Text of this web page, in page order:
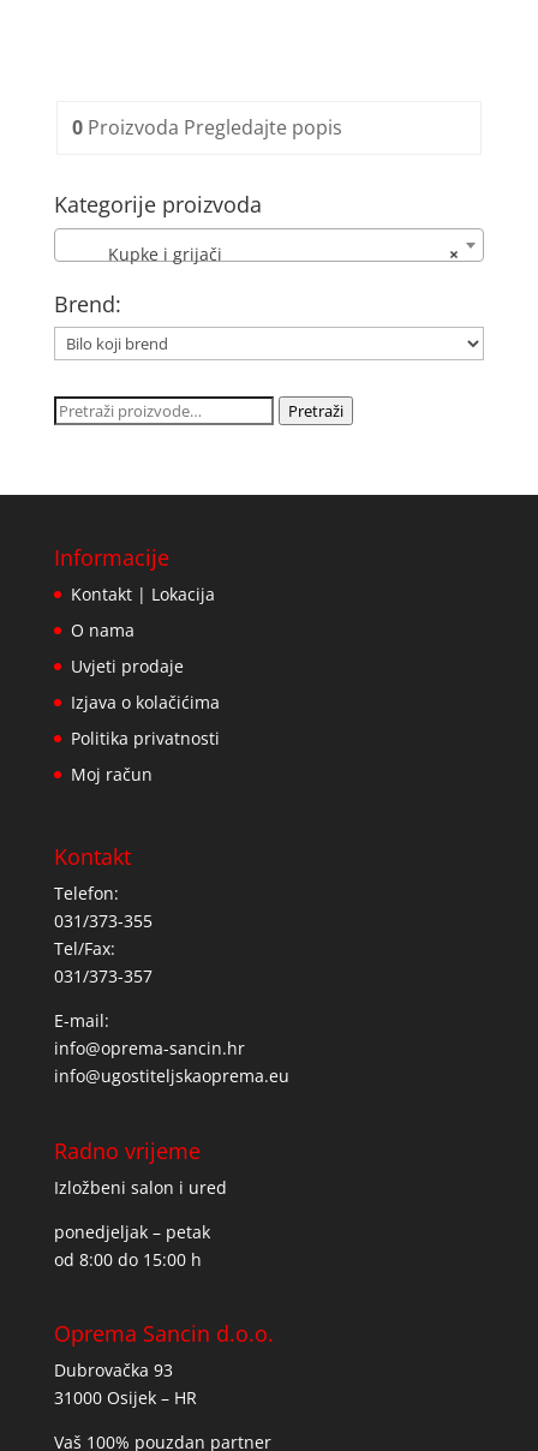
0Proizvoda Pregledajte popis
Kategorije proizvoda
×
Kupke i grijači
Brend:
Pretraži: Pretraži
Informacije
Kontakt | Lokacija
O nama
Uvjeti prodaje
Izjava o kolačićima
Politika privatnosti
Moj račun
Kontakt
Telefon:
031/373-355
Tel/Fax:
031/373-357
E-mail:
info@oprema-sancin.hr
info@ugostiteljskaoprema.eu
Radno vrijeme
Izložbeni salon i ured
ponedjeljak – petak
od 8:00 do 15:00 h
Oprema Sancin d.o.o.
Dubrovačka 93
31000 Osijek – HR
Vaš 100% pouzdan partner